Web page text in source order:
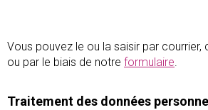
Vous pouvez le ou la saisir par courrier,
ou par le biais de notre formulaire.
Traitement des données